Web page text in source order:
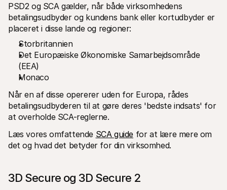
PSD2 og SCA gælder, når både virksomhedens
betalingsudbyder og kundens bank eller kortudbyder er
placeret i disse lande og regioner:
Storbritannien
Det Europæiske Økonomiske Samarbejdsområde
(EEA)
Monaco
Når en af disse opererer uden for Europa, rådes
betalingsudbyderen til at gøre deres 'bedste indsats' for
at overholde SCA-reglerne.
Læs vores omfattende SCA guide for at lære mere om
det og hvad det betyder for din virksomhed.
3D Secure og 3D Secure 2